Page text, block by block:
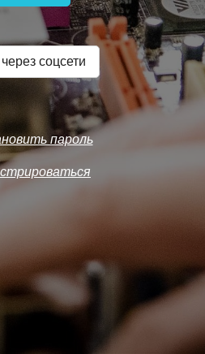
соцсети
пароль